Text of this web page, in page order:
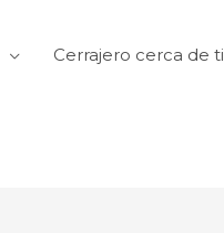
Cerrajero cerca de ti